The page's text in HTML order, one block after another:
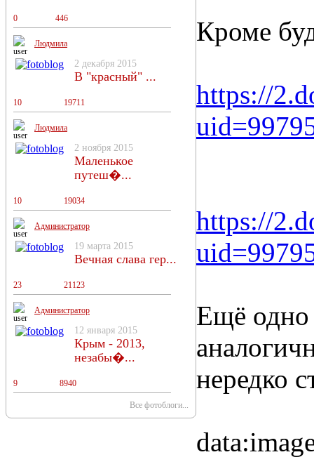
0 446
Людмила
2 декабря 2015
В "красный" ...
10 19711
Людмила
2 ноября 2015
Маленькое
путеш�...
10 19034
Администратор
19 марта 2015
Вечная слава гер...
23 21123
Администратор
12 января 2015
Крым - 2013,
незабы�...
9 8940
Все фотоблоги...
Кроме
https://
https://
Ещё одно
нередко